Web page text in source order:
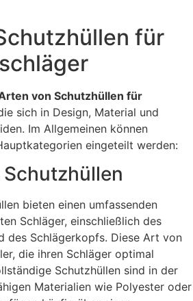
für
von Schutzhüllen für
sich in Design, Material und
Im Allgemeinen können
eingeteilt werden:
bieten einen umfassenden
Schläger, einschließlich des
des Schlägerkopfs. Diese Art von
die ihren Schläger optimal
Schutzhüllen sind in der
Materialien wie Polyester oder